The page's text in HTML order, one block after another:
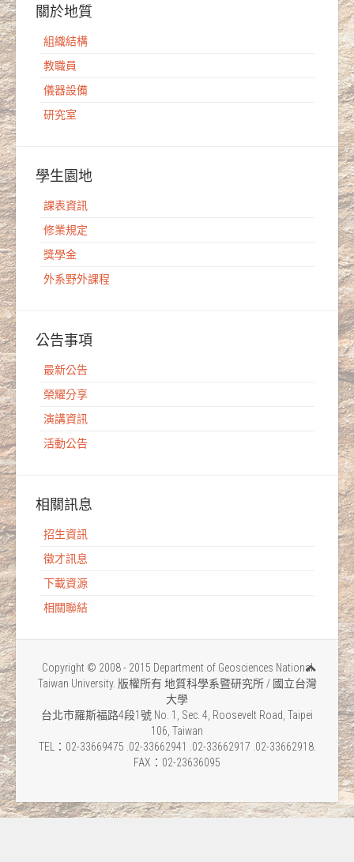
關於地質
組織結構
教職員
儀器設備
研究室
學生園地
課表資訊
修業規定
獎學金
外系野外課程
公告事項
最新公告
榮耀分享
演講資訊
活動公告
相關訊息
招生資訊
徵才訊息
下載資源
相關聯結
Copyright © 2008 - 2015 Department of Geosciences National
Taiwan University. 版權所有 地質科學系暨研究所 / 國立台灣
大學
台北市羅斯福路4段1號 No. 1, Sec. 4, Roosevelt Road, Taipei
106, Taiwan
TEL：02-33669475 .02-33662941 .02-33662917 .02-33662918.
FAX：02-23636095